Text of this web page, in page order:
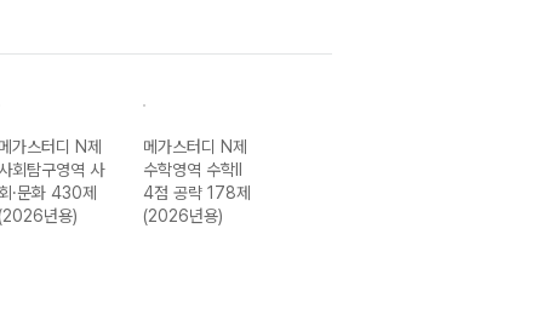
메가스터디 N제
사회탐구영역 사
·문화 430제
(2026년용)
메가스터디 N제
수학영역 수학II
4점 공략 178제
(2026년용)